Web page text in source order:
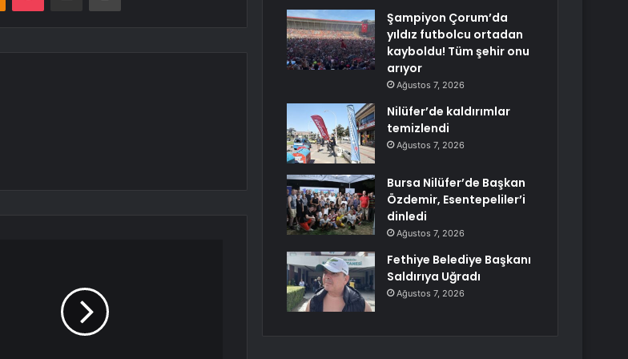
Şampiyon Çorum’da
yıldız futbolcu ortadan
kayboldu! Tüm şehir onu
arıyor
Ağustos 7, 2026
Nilüfer’de kaldırımlar
temizlendi
Ağustos 7, 2026
Bursa Nilüfer’de Başkan
Özdemir, Esentepeliler’i
dinledi
Ağustos 7, 2026
Fethiye Belediye Başkanı
Saldırıya Uğradı
Ağustos 7, 2026